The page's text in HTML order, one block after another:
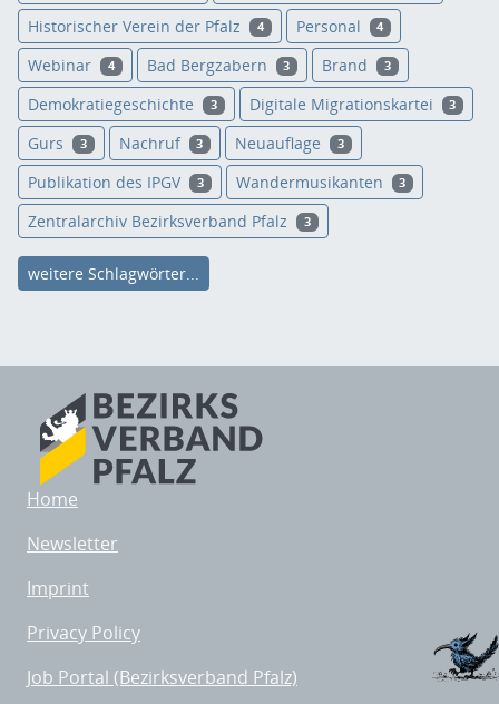
Historischer Verein der Pfalz 4 Personal 4
Webinar 4 Bad Bergzabern 3 Brand 3
Demokratiegeschichte 3 Digitale Migrationskartei 3
Gurs 3 Nachruf 3 Neuauflage 3
Publikation des IPGV 3 Wandermusikanten 3
Zentralarchiv Bezirksverband Pfalz 3
weitere Schlagwörter...
Home
Newsletter
Imprint
Privacy Policy
Job Portal (Bezirksverband Pfalz)